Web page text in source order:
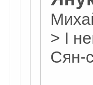
> І
Сян-